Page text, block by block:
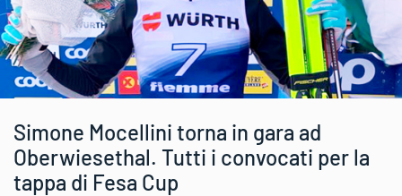
Simone Mocellini torna in gara ad
Oberwiesethal. Tutti i convocati per la
tappa di Fesa Cup